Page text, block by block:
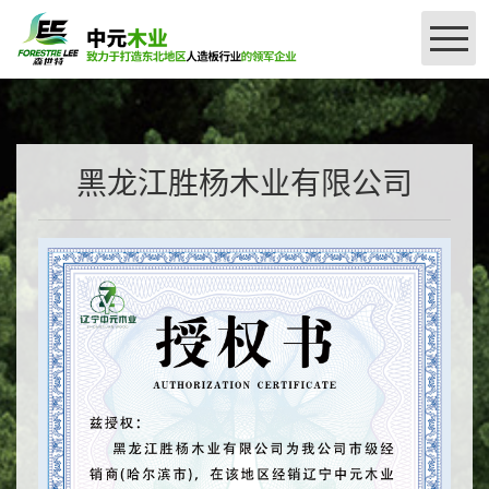
网站首页
公司简介
产品介绍
刨花板系列
密度板系列
授权查询 ＞
森世特精板授权（国产）
品牌授权
森世特甄选精板（进口）系列授权
厂区设备
联系我们
黑龙江胜杨木业有限公司